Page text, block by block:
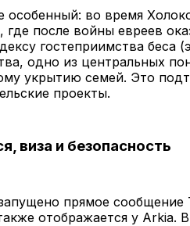
особенный: во время
где после войны евреев
гостеприимства беса (
одно из центральных
укрытию семей. Это
проекты.
виза и безопасность
прямое
отображается у Arkia.